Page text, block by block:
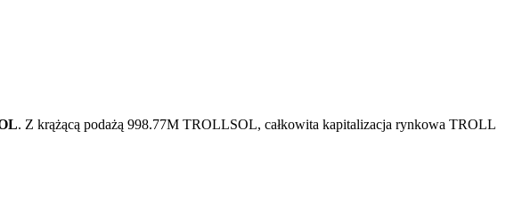
. Z krążącą podażą 998.77M TROLLSOL, całkowita kapitalizacja rynkowa TROLL